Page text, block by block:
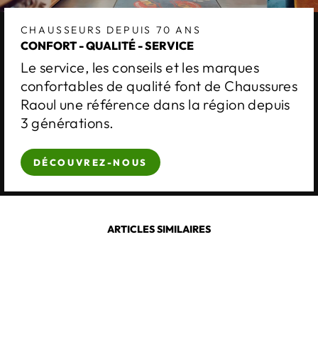
CHAUSSEURS DEPUIS 70 ANS
CONFORT - QUALITÉ - SERVICE
Le service, les conseils et les marques
confortables de qualité font de Chaussures
Raoul une référence dans la région depuis
3 générations.
DÉCOUVREZ-NOUS
ARTICLES SIMILAIRES